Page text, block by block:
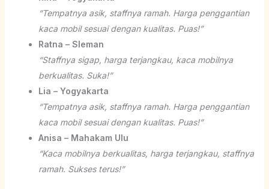
“Tempatnya asik, staffnya ramah. Harga penggantian
kaca mobil sesuai dengan kualitas. Puas!”
Ratna – Sleman
“Staffnya sigap, harga terjangkau, kaca mobilnya
berkualitas. Suka!”
Lia – Yogyakarta
“Tempatnya asik, staffnya ramah. Harga penggantian
kaca mobil sesuai dengan kualitas. Puas!”
Anisa – Mahakam Ulu
“Kaca mobilnya berkualitas, harga terjangkau, staffnya
ramah. Sukses terus!”